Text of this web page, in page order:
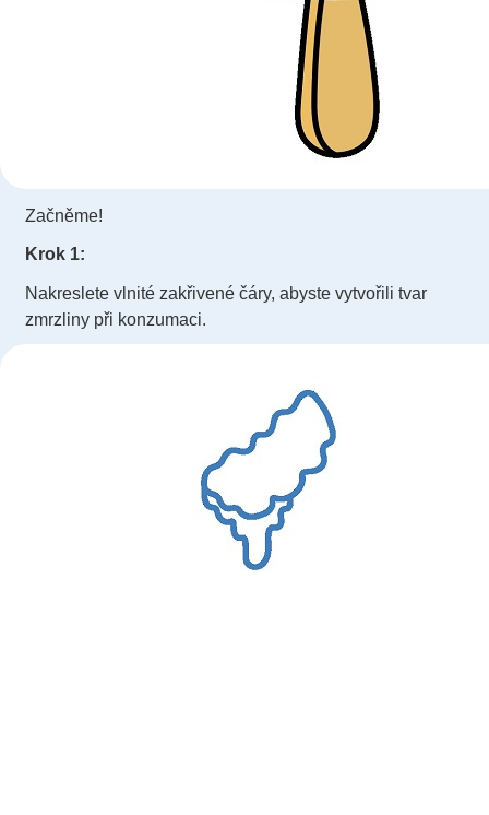
Začněme!
Krok 1:
Nakreslete vlnité zakřivené čáry, abyste vytvořili tvar
zmrzliny při konzumaci.